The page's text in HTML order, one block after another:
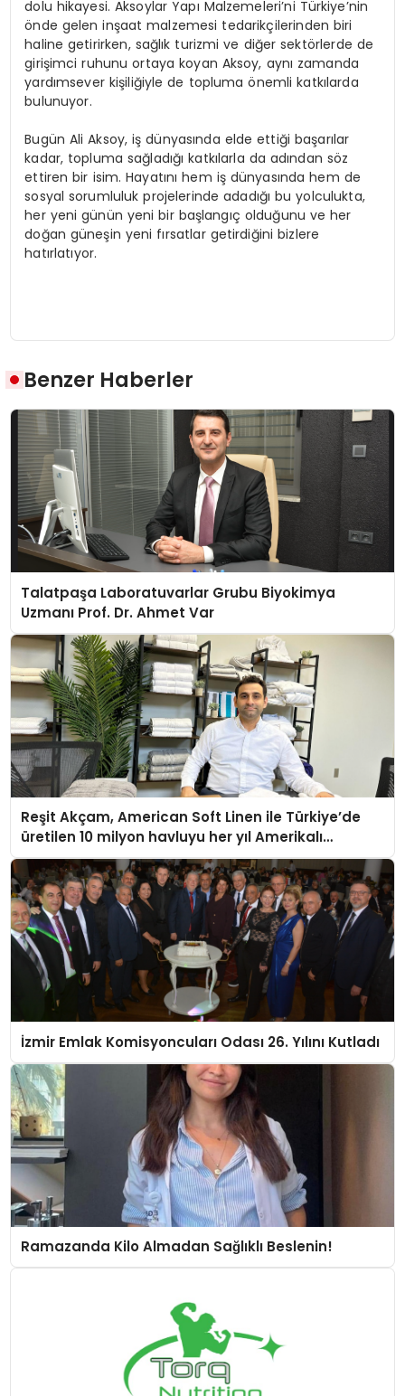
dolu hikayesi. Aksoylar Yapı Malzemeleri’ni Türkiye’nin
önde gelen inşaat malzemesi tedarikçilerinden biri
haline getirirken, sağlık turizmi ve diğer sektörlerde de
girişimci ruhunu ortaya koyan Aksoy, aynı zamanda
yardımsever kişiliğiyle de topluma önemli katkılarda
bulunuyor.
Bugün Ali Aksoy, iş dünyasında elde ettiği başarılar
kadar, topluma sağladığı katkılarla da adından söz
ettiren bir isim. Hayatını hem iş dünyasında hem de
sosyal sorumluluk projelerinde adadığı bu yolculukta,
her yeni günün yeni bir başlangıç olduğunu ve her
doğan güneşin yeni fırsatlar getirdiğini bizlere
hatırlatıyor.
Benzer Haberler
Talatpaşa Laboratuvarlar Grubu Biyokimya
Uzmanı Prof. Dr. Ahmet Var
Reşit Akçam, American Soft Linen ile Türkiye’de
üretilen 10 milyon havluyu her yıl Amerikalı
tüketicilerle buluşturuyor
İzmir Emlak Komisyoncuları Odası 26. Yılını Kutladı
Ramazanda Kilo Almadan Sağlıklı Beslenin!